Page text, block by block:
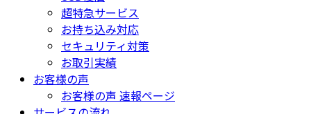
超特急サービス
お持ち込み対応
セキュリティ対策
お取引実績
お客様の声
お客様の声 速報ページ